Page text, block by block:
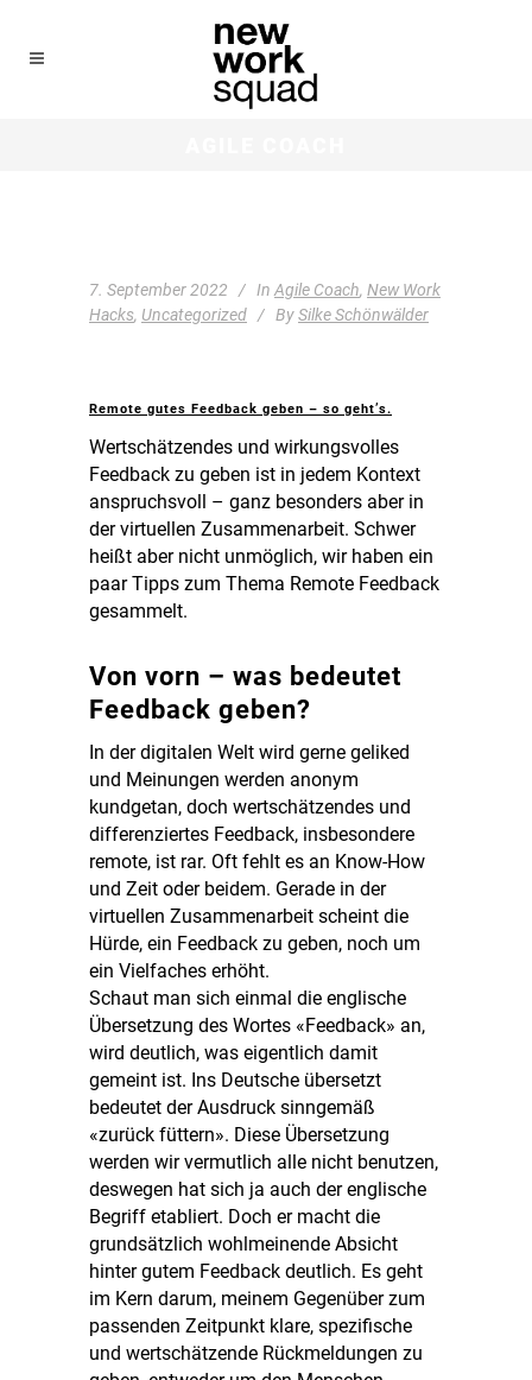
7. September 2022 In Agile Coach, New Work
Hacks, Uncategorized BySilke Schönwälder
Remote gutes Feedback geben – so geht’s.
Wertschätzendes und wirkungsvolles
Feedback zu geben ist in jedem Kontext
anspruchsvoll – ganz besonders aber in
der virtuellen Zusammenarbeit. Schwer
heißt aber nicht unmöglich, wir haben ein
paar Tipps zum Thema Remote Feedback
gesammelt.
Von vorn – was bedeutet
Feedback geben?
In der digitalen Welt wird gerne geliked
und Meinungen werden anonym
kundgetan, doch wertschätzendes und
differenziertes Feedback, insbesondere
remote, ist rar. Oft fehlt es an Know-How
und Zeit oder beidem. Gerade in der
virtuellen Zusammenarbeit scheint die
Hürde, ein Feedback zu geben, noch um
ein Vielfaches erhöht.
Schaut man sich einmal die englische
Übersetzung des Wortes «Feedback» an,
wird deutlich, was eigentlich damit
gemeint ist. Ins Deutsche übersetzt
bedeutet der Ausdruck sinngemäß
«zurück füttern». Diese Übersetzung
werden wir vermutlich alle nicht benutzen,
deswegen hat sich ja auch der englische
Begriff etabliert. Doch er macht die
grundsätzlich wohlmeinende Absicht
hinter gutem Feedback deutlich. Es geht
im Kern darum, meinem Gegenüber zum
passenden Zeitpunkt klare, spezifische
und wertschätzende Rückmeldungen zu